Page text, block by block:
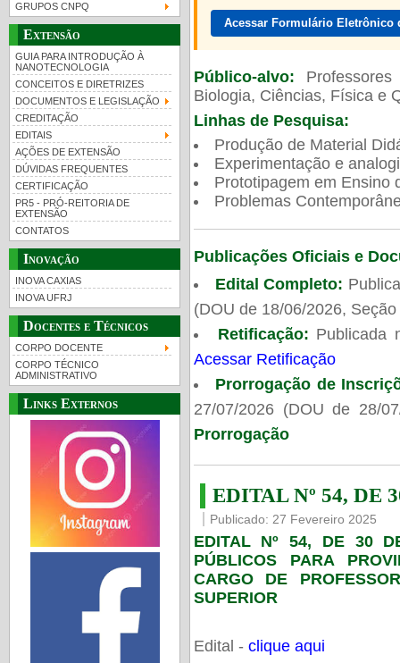
GRUPOS CNPQ
Extensão
GUIA PARA INTRODUÇÃO À
NANOTECNOLOGIA
CONCEITOS E DIRETRIZES
DOCUMENTOS E LEGISLAÇÃO
CREDITAÇÃO
EDITAIS
AÇÕES DE EXTENSÃO
DÚVIDAS FREQUENTES
CERTIFICAÇÃO
PR5 - PRÓ-REITORIA DE
EXTENSÃO
CONTATOS
Inovação
INOVA CAXIAS
INOVA UFRJ
Docentes e Técnicos
CORPO DOCENTE
CORPO TÉCNICO
ADMINISTRATIVO
Links Externos
Acessar Formulário
Público-alvo:
Biologia, Ciências, Física e
Linhas de Pesquisa:
Produção de Material
Experimentação e
Prototipagem em Ensino
Problemas
Publicações Oficiais e
Edital Completo:
(DOU de 18/06/2026,
Retificação: Publicada
Acessar Retificação
Prorrogação de
27/07/2026 (DOU de 28/
Prorrogação
EDITAL Nº 54, DE
Publicado: 27 Fevereiro 2025
EDITAL Nº 54, DE 30
PÚBLICOS PARA
CARGO DE
SUPERIOR
Edital - clique aqui